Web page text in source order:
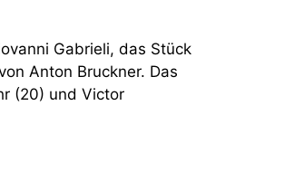
Gabrieli, das Stück
Anton Bruckner. Das
(20) und Victor